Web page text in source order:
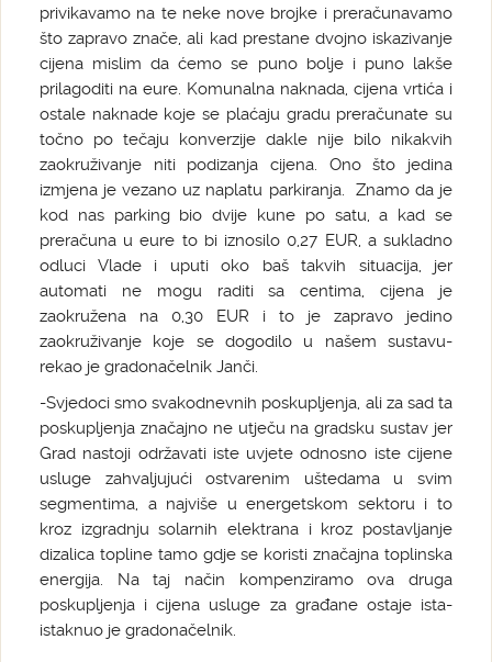
privikavamo na te neke nove brojke i preračunavamo
što zapravo znače, ali kad prestane dvojno iskazivanje
cijena mislim da ćemo se puno bolje i puno lakše
prilagoditi na eure. Komunalna naknada, cijena vrtića i
ostale naknade koje se plaćaju gradu preračunate su
točno po tečaju konverzije dakle nije bilo nikakvih
zaokruživanje niti podizanja cijena. Ono što jedina
izmjena je vezano uz naplatu parkiranja. Znamo da je
kod nas parking bio dvije kune po satu, a kad se
preračuna u eure to bi iznosilo 0,27 EUR, a sukladno
odluci Vlade i uputi oko baš takvih situacija, jer
automati ne mogu raditi sa centima, cijena je
zaokružena na 0,30 EUR i to je zapravo jedino
zaokruživanje koje se dogodilo u našem sustavu-
rekao je gradonačelnik Janči.
-Svjedoci smo svakodnevnih poskupljenja, ali za sad ta
poskupljenja značajno ne utječu na gradsku sustav jer
Grad nastoji održavati iste uvjete odnosno iste cijene
usluge zahvaljujući ostvarenim uštedama u svim
segmentima, a najviše u energetskom sektoru i to
kroz izgradnju solarnih elektrana i kroz postavljanje
dizalica topline tamo gdje se koristi značajna toplinska
energija. Na taj način kompenziramo ova druga
poskupljenja i cijena usluge za građane ostaje ista-
istaknuo je gradonačelnik.